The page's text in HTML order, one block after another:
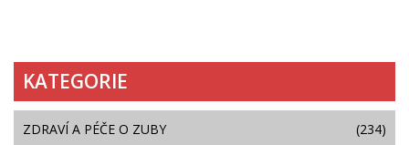
KATEGORIE
ZDRAVÍ A PÉČE O ZUBY (234)